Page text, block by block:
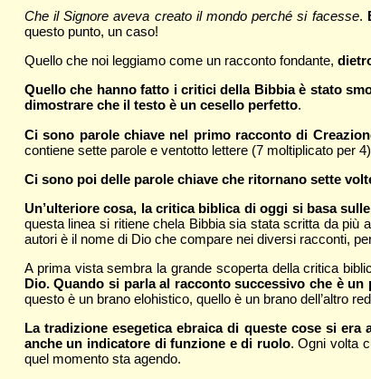
Che il Signore aveva creato il mondo perché si facesse.
questo punto, un caso!
Quello che noi leggiamo come un racconto fondante,
Quello che hanno fatto i critici della Bibbia è stato
dimostrare che il testo è un cesello perfetto.
Ci sono parole chiave nel primo racconto di
contiene sette parole e ventotto lettere (7 moltiplicato per
Ci sono poi delle parole chiave che ritornano sette
Un’ulteriore cosa, la critica biblica di oggi si basa
questa linea si ritiene chela Bibbia sia stata scritta da più
autori è il nome di Dio che compare nei diversi racconti,
A prima vista sembra la grande scoperta della critica
Dio. Quando si parla al racconto successivo che è
questo è un brano elohistico, quello è un brano dell’altro
La tradizione esegetica ebraica di queste cose si
anche un indicatore di funzione e di ruolo. Ogni volta
quel momento sta agendo.